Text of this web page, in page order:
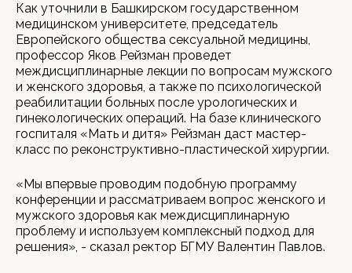
Как уточнили в Башкирском государственном
медицинском университете, председатель
Европейского общества сексуальной медицины,
профессор Яков Рейзман проведет
междисциплинарные лекции по вопросам мужского
и женского здоровья, а также по психологической
реабилитации больных после урологических и
гинекологических операций. На базе клинического
госпиталя «Мать и дитя» Рейзман даст мастер-
класс по реконструктивно-пластической хирургии.
«Мы впервые проводим подобную программу
конференции и рассматриваем вопрос женского и
мужского здоровья как междисциплинарную
проблему и используем комплексный подход для
решения», - сказал ректор БГМУ Валентин Павлов.